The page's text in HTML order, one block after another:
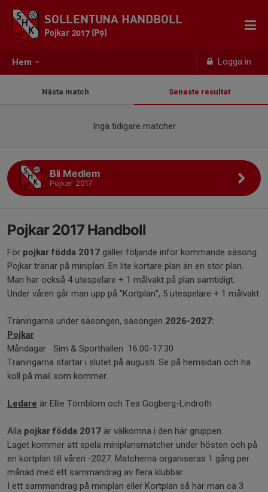
Hem Logga in
SOLLENTUNA HANDBOLL
Pojkar 2017 (P9)
Nästa match Senaste resultat
Inga tidigare matcher
Bli Medlem
Pojkar 2017
Pojkar 2017 Handboll
För pojkar födda 2017 gäller följande inför kommande säsong.
Pojkar tränar på miniplan. En lite kortare plan än en stor plan.
Man har också 4 utespelare + 1 målvakt på plan samtidigt.
Under våren går man upp på "Kortplan", 5 utespelare + 1 målvakt.
Träningarna under säsongen, säsongen 2026-2027:
Pojkar
Måndagar Sim & Sporthallen 16:00-17:30
Träningarna startar i slutet på augusti. Se på hemsidan och ha
koll på mail som kommer.
Ledare är Ellie Törnblom och Tea Gogberg-Lindroth
Alla pojkar födda 2017 är välkomna i den här gruppen.
Laget kommer att spela miniplansmatcher under hösten och på
en kortplan till våren -2027. Matcherna organiseras 1 gång per
månad med ett sammandrag av flera klubbar.
I ett sammandrag på miniplan eller Kortplan så har man ca 3